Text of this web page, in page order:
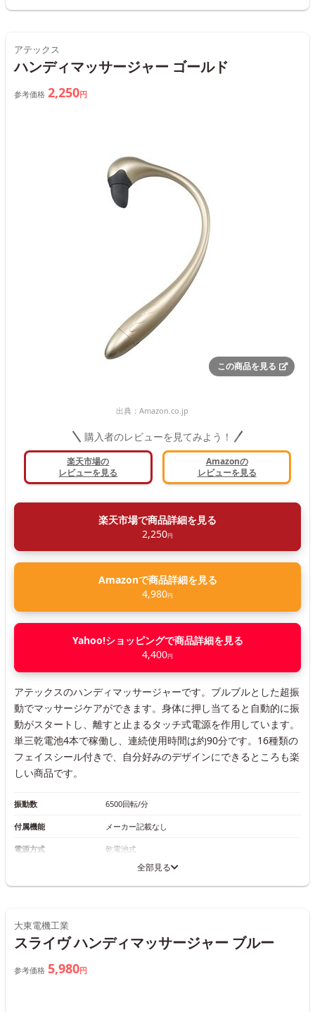
アテックス
ハンディマッサージャー ゴールド
参考価格 2,250円
この商品を見る
出典： Amazon.co.jp
購入者のレビューを見てみよう！
楽天市場の
レビューを見る
Amazonの
レビューを見る
楽天市場で商品詳細を見る
2,250円
Amazonで商品詳細を見る
4,980円
Yahoo!ショッピングで商品詳細を見る
4,400円
アテックスのハンディマッサージャーです。ブルブルとした超振
動でマッサージケアができます。身体に押し当てると自動的に振
動がスタートし、離すと止まるタッチ式電源を作用しています。
単三乾電池4本で稼働し、連続使用時間は約90分です。16種類の
フェイスシール付きで、自分好みのデザインにできるところも楽
しい商品です。
振動数 6500回転/分
付属機能 メーカー記載なし
電源方式 乾電池式
全部見る
大東電機工業
スライヴ ハンディマッサージャー ブルー
参考価格 5,980円